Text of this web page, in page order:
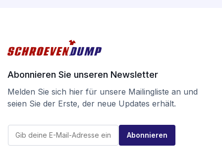
Abonnieren Sie unseren Newsletter
Melden Sie sich hier für unsere Mailingliste an und
seien Sie der Erste, der neue Updates erhält.
a
E
M
Abonnieren